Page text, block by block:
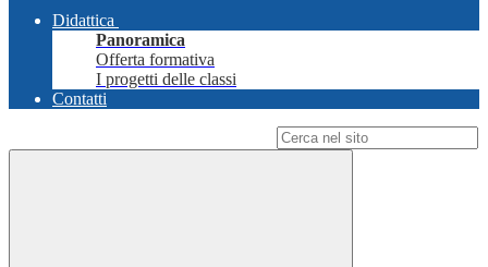
Didattica
Panoramica
Offerta formativa
I progetti delle classi
Contatti